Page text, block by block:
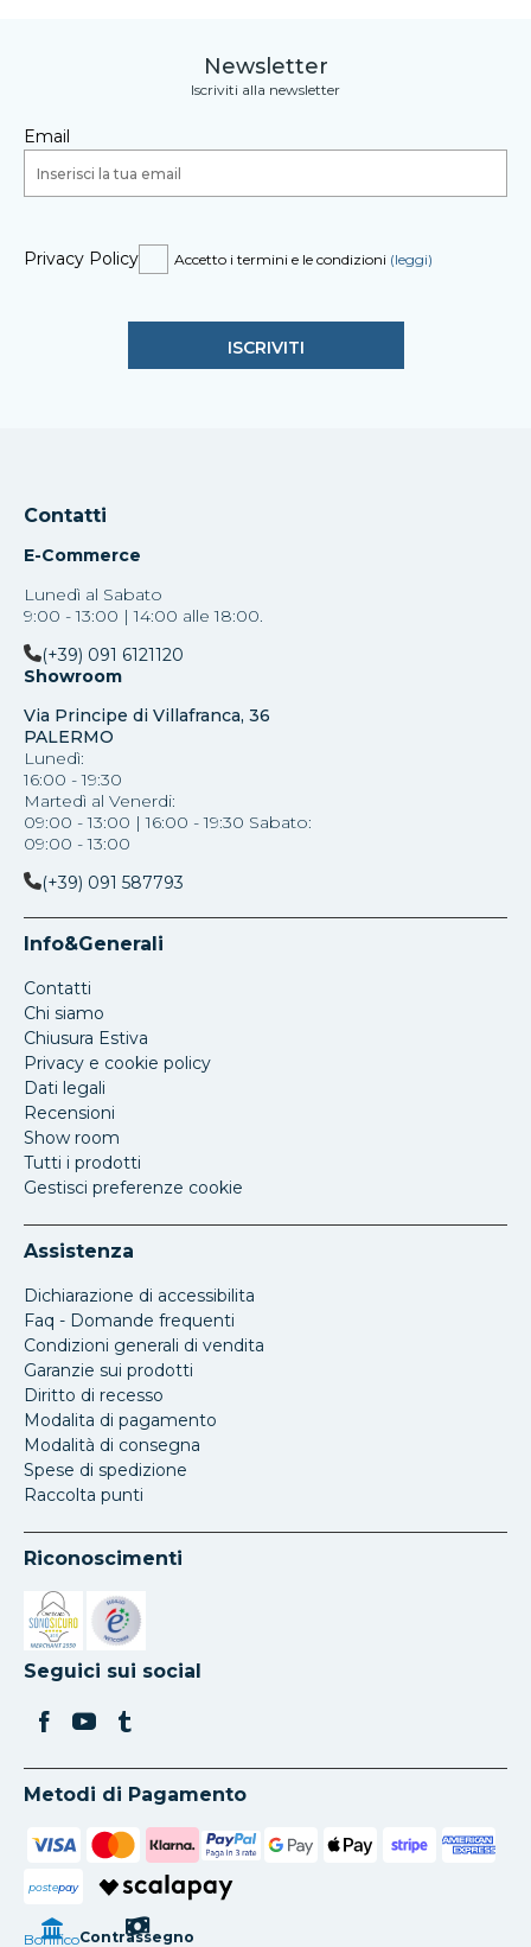
Newsletter
Iscriviti alla newsletter
Email
Privacy Policy Accetto i termini e le condizioni (leggi)
Contatti
E-Commerce
Lunedì al Sabato
9:00 - 13:00 | 14:00 alle 18:00.
(+39) 091 6121120
Showroom
Via Principe di Villafranca, 36
PALERMO
Lunedì:
16:00 - 19:30
Martedì al Venerdi:
09:00 - 13:00 | 16:00 - 19:30 Sabato:
09:00 - 13:00
(+39) 091 587793
Info&Generali
Contatti
Chi siamo
Chiusura Estiva
Privacy e cookie policy
Dati legali
Recensioni
Show room
Tutti i prodotti
Gestisci preferenze cookie
Assistenza
Dichiarazione di accessibilita
Faq - Domande frequenti
Condizioni generali di vendita
Garanzie sui prodotti
Diritto di recesso
Modalita di pagamento
Modalità di consegna
Spese di spedizione
Raccolta punti
Riconoscimenti
Si apre in una nuova scheda
Si apre in una nuova scheda
Seguici sui social
Metodi di Pagamento
postepay
BonificoContrassegno